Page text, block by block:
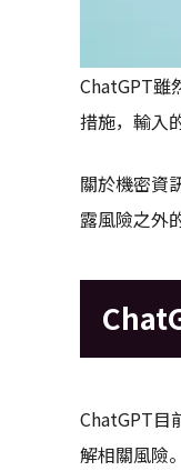
ChatGPT雖
措施，輸入
關於機密資
露風險之外
ChatGPT目
解相關風險。